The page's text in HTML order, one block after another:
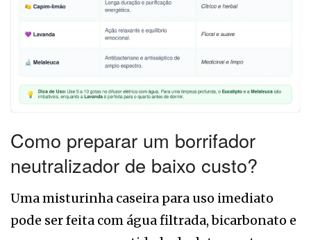
Como preparar um borrifador
neutralizador de baixo custo?
Uma misturinha caseira para uso imediato
pode ser feita com água filtrada, bicarbonato e